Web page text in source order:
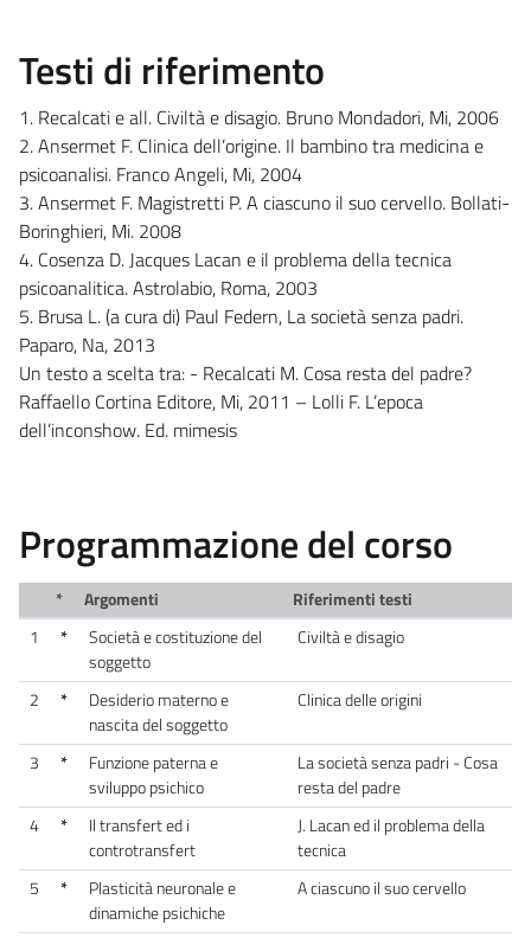
Testi di riferimento
1. Recalcati e all. Civiltà e disagio. Bruno Mondadori, Mi, 2006
2. Ansermet F. Clinica dell’origine. Il bambino tra medicina e
psicoanalisi. Franco Angeli, Mi, 2004
3. Ansermet F. Magistretti P. A ciascuno il suo cervello. Bollati-
Boringhieri, Mi. 2008
4. Cosenza D. Jacques Lacan e il problema della tecnica
psicoanalitica. Astrolabio, Roma, 2003
5. Brusa L. (a cura di) Paul Federn, La società senza padri.
Paparo, Na, 2013
Un testo a scelta tra: - Recalcati M. Cosa resta del padre?
Raffaello Cortina Editore, Mi, 2011 – Lolli F. L’epoca
dell’inconshow. Ed. mimesis
Programmazione del corso
* Argomenti
Riferimenti testi
1
*
Società e costituzione del
soggetto
Civiltà e disagio
2 *
Desiderio materno e
nascita del soggetto
Clinica delle origini
3 *
Funzione paterna e
sviluppo psichico
La società senza padri - Cosa
resta del padre
4
*
Il transfert ed i
controtransfert
J. Lacan ed il problema della
tecnica
5
*
Plasticità neuronale e
dinamiche psichiche
A ciascuno il suo cervello